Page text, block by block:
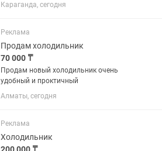
Караганда, сегодня
Реклама
Продам холодильник
70 000 ₸
Продам новый холодильник очень
удобный и проктичный
Алматы, сегодня
Реклама
Холодильник